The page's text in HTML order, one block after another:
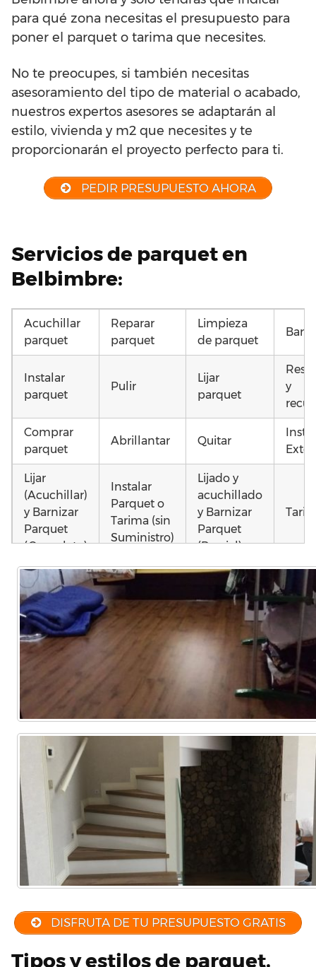
para qué zona necesitas el presupuesto para
poner el parquet o tarima que necesites.
No te preocupes, si también necesitas
asesoramiento del tipo de material o acabado,
nuestros expertos asesores se adaptarán al
estilo, vivienda y m2 que necesites y te
proporcionarán el proyecto perfecto para ti.
PEDIR PRESUPUESTO AHORA
Servicios de parquet en
Belbimbre:
Acuchillar
parquet
Reparar
parquet
Limpieza
de parquet
Instalar
parquet
Pulir
Lijar
parquet
y
Comprar
parquet
Abrillantar Quitar
Lijar
(Acuchillar)
y Barnizar
Parquet
(Completo)
Instalar
Parquet o
Tarima (sin
Suministro)
Lijado y
acuchillado
y Barnizar
Parquet
(Parcial)
Instalar
parquet o
Tarima
Local
Comercial
Poner
parquet o
Tarima
Vivienda
(Completa)
Instalar
parquet o
Tarima
Vivienda
etc…
DISFRUTA DE TU PRESUPUESTO GRATIS
Tipos y estilos de parquet,